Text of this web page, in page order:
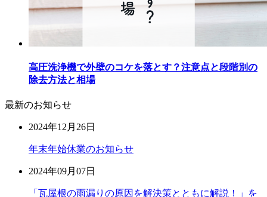
高圧洗浄機で外壁のコケを落とす？注意点と段階別の
除去方法と相場
最新のお知らせ
2024年12月26日
年末年始休業のお知らせ
2024年09月07日
「瓦屋根の雨漏りの原因を解決策とともに解説！」を